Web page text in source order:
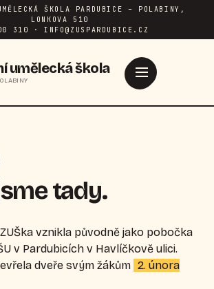
ŠKOLA PARDUBICE – POLABINY,
LONKOVA 510
310 · INFO@ZUSPARDUBICE.CZ
umělecká škola
tady.
vznikla původně jako pobočka
v Pardubicích v Havlíčkově ulici.
dveře svým žákům 2. února